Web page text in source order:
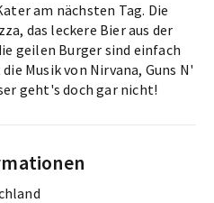
am nächsten Tag. Die
das leckere Bier aus der
geilen Burger sind einfach
Musik von Nirvana, Guns N'
geht's doch gar nicht!